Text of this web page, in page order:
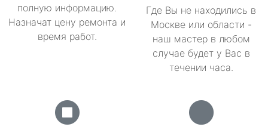
полную информацию.
Назначат цену ремонта и
время работ.
Где Вы не находились в
Москве или области -
наш мастер в любом
случае будет у Вас в
течении часа.